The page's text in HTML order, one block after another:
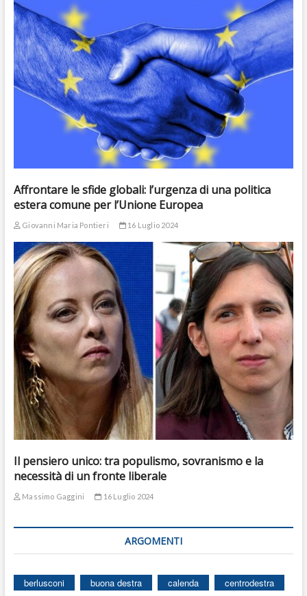
Affrontare le sfide globali: l’urgenza di una politica
estera comune per l’Unione Europea
Giovanni Maria Pontieri 16 Luglio 2024
Il pensiero unico: tra populismo, sovranismo e la
necessità di un fronte liberale
Massimo Gaggini 16 Luglio 2024
ARGOMENTI
berlusconi buona destra calenda
centrodestra